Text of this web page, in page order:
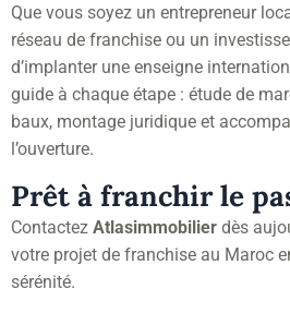
Que vous soyez un entrepreneur
réseau de franchise ou un
d’implanter une enseigne
guide à chaque étape : étude de
baux, montage juridique et
l’ouverture.
Prêt à franchir le
Contactez Atlasimmobilier dès
votre projet de franchise au Maroc
sérénité.